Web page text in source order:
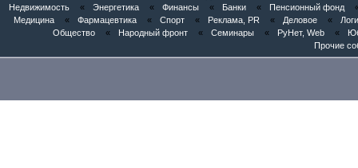
Недвижимость
« Энергетика « Финансы « Банки « Пенсионный фонд
Медицина
« Фармацевтика « Спорт « Реклама, PR « Деловое «
Общество
« Народный фронт « Семинары « РуНет, Web «
Прочие